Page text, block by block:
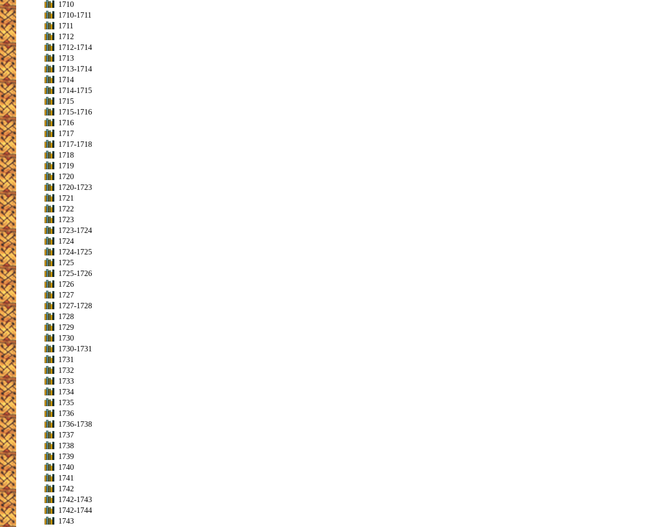
1710
1710-1711
1711
1712
1712-1714
1713
1713-1714
1714
1714-1715
1715
1715-1716
1716
1717
1717-1718
1718
1719
1720
1720-1723
1721
1722
1723
1723-1724
1724
1724-1725
1725
1725-1726
1726
1727
1727-1728
1728
1729
1730
1730-1731
1731
1732
1733
1734
1735
1736
1736-1738
1737
1738
1739
1740
1741
1742
1742-1743
1742-1744
1743